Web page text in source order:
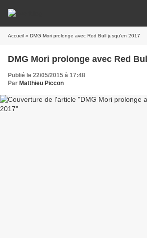
Accueil » DMG Mori prolonge avec Red Bull jusqu'en 2017
DMG Mori prolonge avec Red
Publié le 22/05/2015 à 17:48
Par Matthieu Piccon